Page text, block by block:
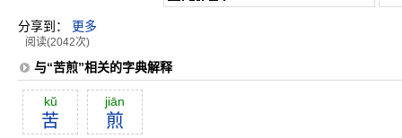
分享到： 更多
阅读(2042次)
与“苦煎”相关的字典解释
kŭ
苦
jiān
煎